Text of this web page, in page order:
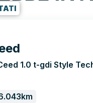
1.0 t-gdi Style